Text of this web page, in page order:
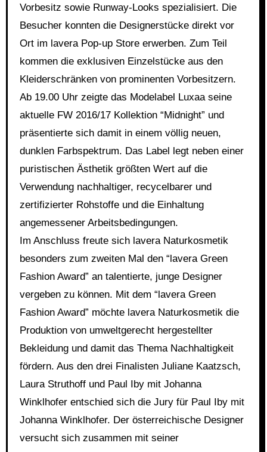
Vorbesitz sowie Runway-Looks spezialisiert. Die
Besucher konnten die Designerstücke direkt vor
Ort im lavera Pop-up Store erwerben. Zum Teil
kommen die exklusiven Einzelstücke aus den
Kleiderschränken von prominenten Vorbesitzern.
Ab 19.00 Uhr zeigte das Modelabel Luxaa seine
aktuelle FW 2016/17 Kollektion “Midnight” und
präsentierte sich damit in einem völlig neuen,
dunklen Farbspektrum. Das Label legt neben einer
puristischen Ästhetik größten Wert auf die
Verwendung nachhaltiger, recycelbarer und
zertifizierter Rohstoffe und die Einhaltung
angemessener Arbeitsbedingungen.
Im Anschluss freute sich lavera Naturkosmetik
besonders zum zweiten Mal den “lavera Green
Fashion Award” an talentierte, junge Designer
vergeben zu können. Mit dem “lavera Green
Fashion Award” möchte lavera Naturkosmetik die
Produktion von umweltgerecht hergestellter
Bekleidung und damit das Thema Nachhaltigkeit
fördern. Aus den drei Finalisten Juliane Kaatzsch,
Laura Struthoff und Paul Iby mit Johanna
Winklhofer entschied sich die Jury für Paul Iby mit
Johanna Winklhofer. Der österreichische Designer
versucht sich zusammen mit seiner